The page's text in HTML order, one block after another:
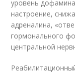
уровень
настроение,
адреналина,
гормонального
центральной